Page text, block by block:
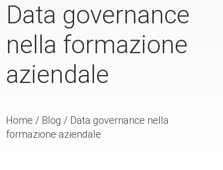
Data governance
nella formazione
aziendale
Home / Blog / Data governance nella
formazione aziendale